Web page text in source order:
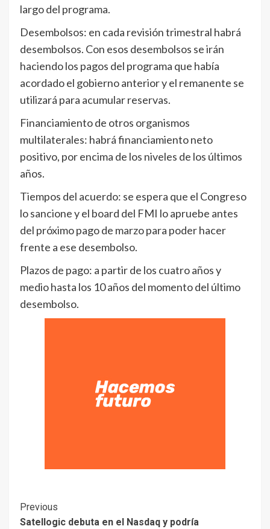
largo del programa.
Desembolsos: en cada revisión trimestral habrá
desembolsos. Con esos desembolsos se irán
haciendo los pagos del programa que había
acordado el gobierno anterior y el remanente se
utilizará para acumular reservas.
Financiamiento de otros organismos
multilaterales: habrá financiamiento neto
positivo, por encima de los niveles de los últimos
años.
Tiempos del acuerdo: se espera que el Congreso
lo sancione y el board del FMI lo apruebe antes
del próximo pago de marzo para poder hacer
frente a ese desembolso.
Plazos de pago: a partir de los cuatro años y
medio hasta los 10 años del momento del último
desembolso.
Previous
Satellogic debuta en el Nasdaq y podría